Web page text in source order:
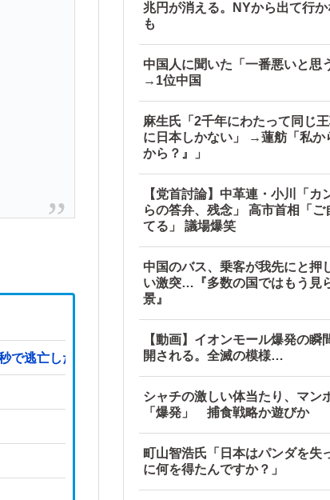
逃亡したトメ「捨てないと二度と行ってあげない！
兆円が消える。NYから出て行
も
中国人に聞いた「一番悪いと
→1位中国
麻生氏「2千年にわたって同じ
に日本しかない」 →蓮舫「私か
から？』」
【党首討論】中革連・小川「カ
らの答弁、残念」 高市首相「ご
てる」 議場爆笑
中国のバス、乗客が我先にと押
い激突…『多数の国ではもう見
景』
【動画】イオンモール爆発の瞬
開される。全滅の模様…
シャチの激しい体当たり、マン
「爆発」 捕食戦略か遊びか
町山智浩氏「日本はパンダを失
に何を得たんですか？」